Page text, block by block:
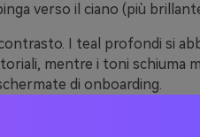
verso il ciano (più
I teal profondi si
mentre i toni schiuma
di onboarding.